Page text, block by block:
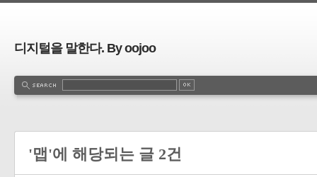
디지털을 말한다. By oojoo
'맵'에 해당되는 글 2건